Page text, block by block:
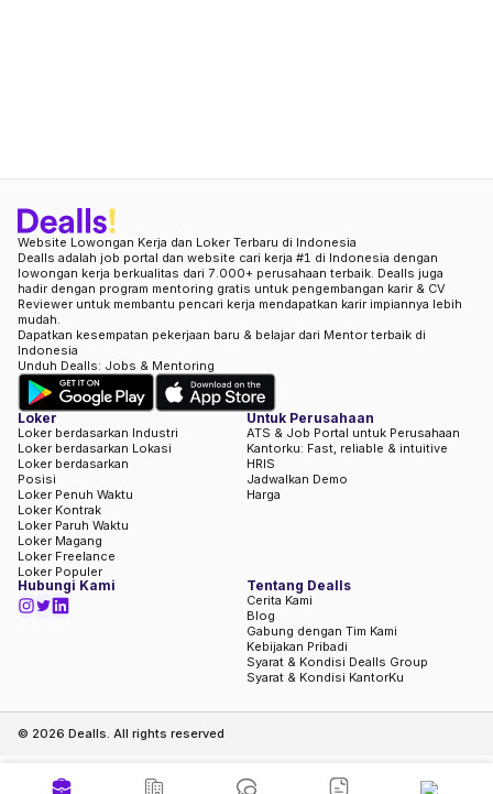
Website Lowongan Kerja dan Loker Terbaru di Indonesia
Dealls adalah job portal dan website cari kerja #1 di Indonesia dengan
lowongan kerja berkualitas dari 7.000+ perusahaan terbaik. Dealls juga
hadir dengan program mentoring gratis untuk pengembangan karir & CV
Reviewer untuk membantu pencari kerja mendapatkan karir impiannya lebih
mudah.
Dapatkan kesempatan pekerjaan baru & belajar dari Mentor terbaik di
Indonesia
Unduh Dealls: Jobs & Mentoring
Loker
Loker berdasarkan Industri
Loker berdasarkan Lokasi
Loker berdasarkan
Posisi
Loker Penuh Waktu
Loker Kontrak
Loker Paruh Waktu
Loker Magang
Loker Freelance
Loker Populer
Untuk Perusahaan
ATS & Job Portal untuk Perusahaan
Kantorku: Fast, reliable & intuitive
HRIS
Jadwalkan Demo
Harga
Hubungi Kami Tentang Dealls
Cerita Kami
Blog
Gabung dengan Tim Kami
Kebijakan Pribadi
Syarat & Kondisi Dealls Group
Syarat & Kondisi KantorKu
© 2026 Dealls. All rights reserved